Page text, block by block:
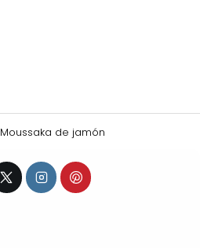
Moussaka de jamón